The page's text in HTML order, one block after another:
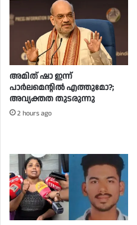
അമിത് ഷാ ഇന്ന്
പാര്‍ലമെന്റില്‍ എത്തുമോ?;
അവ്യക്തത തുടരുന്നു
2 hours ago